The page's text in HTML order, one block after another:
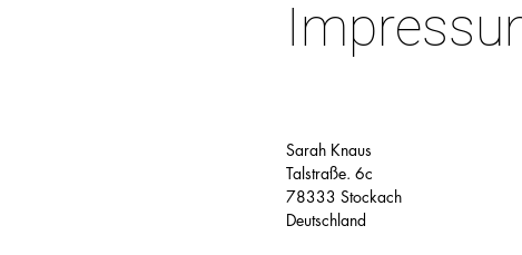
Sarah Knaus
Talstraße. 6c
78333 Stockach
Deutschland